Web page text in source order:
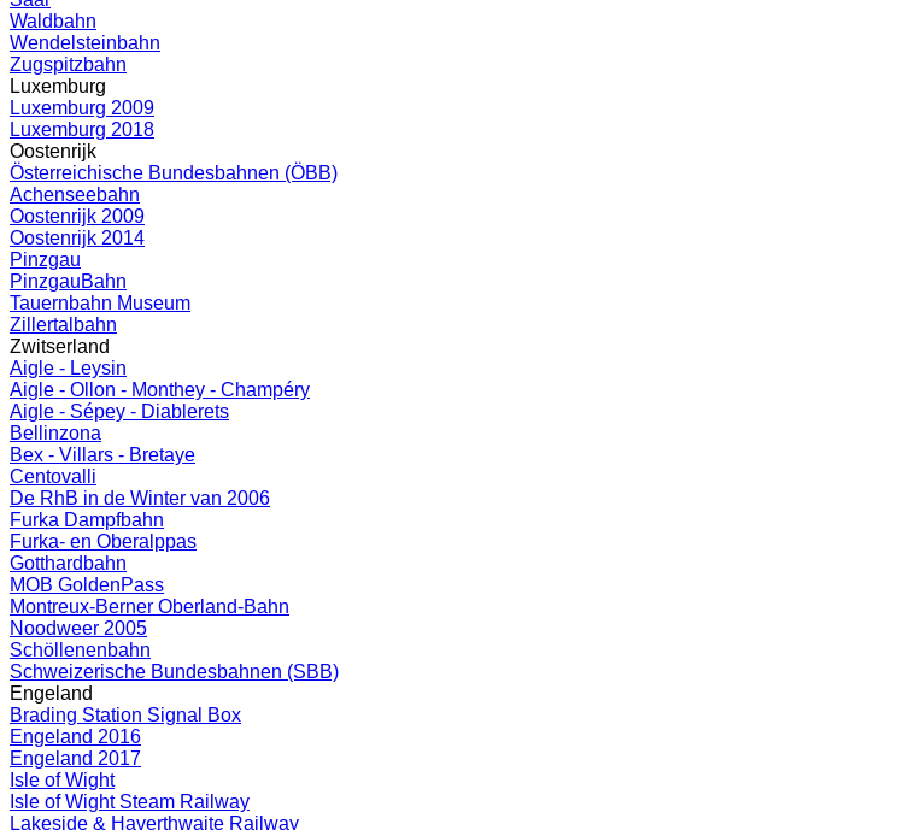
Waldbahn
Wendelsteinbahn
Zugspitzbahn
Luxemburg
Luxemburg 2009
Luxemburg 2018
Oostenrijk
Österreichische Bundesbahnen (ÖBB)
Achenseebahn
Oostenrijk 2009
Oostenrijk 2014
Pinzgau
PinzgauBahn
Tauernbahn Museum
Zillertalbahn
Zwitserland
Aigle - Leysin
Aigle - Ollon - Monthey - Champéry
Aigle - Sépey - Diablerets
Bellinzona
Bex - Villars - Bretaye
Centovalli
De RhB in de Winter van 2006
Furka Dampfbahn
Furka- en Oberalppas
Gotthardbahn
MOB GoldenPass
Montreux-Berner Oberland-Bahn
Noodweer 2005
Schöllenenbahn
Schweizerische Bundesbahnen (SBB)
Engeland
Brading Station Signal Box
Engeland 2016
Engeland 2017
Isle of Wight
Isle of Wight Steam Railway
Lakeside & Haverthwaite Railway